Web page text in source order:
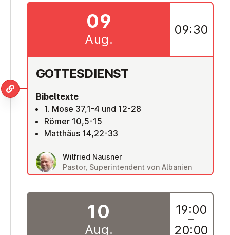
GOT­TES­DIENST
Bibeltexte
1. Mose 37,1-4 und 12-28
Römer 10,5-15
Matthäus 14,22-33
Wilfried Nausner
Pastor, Superintendent von Albanien
09
Aug.
09:30
10
Aug.
19:00
–
20:00